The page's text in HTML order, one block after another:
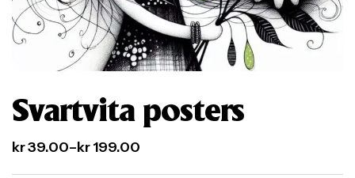
Svartvita posters
kr39.00–kr199.00